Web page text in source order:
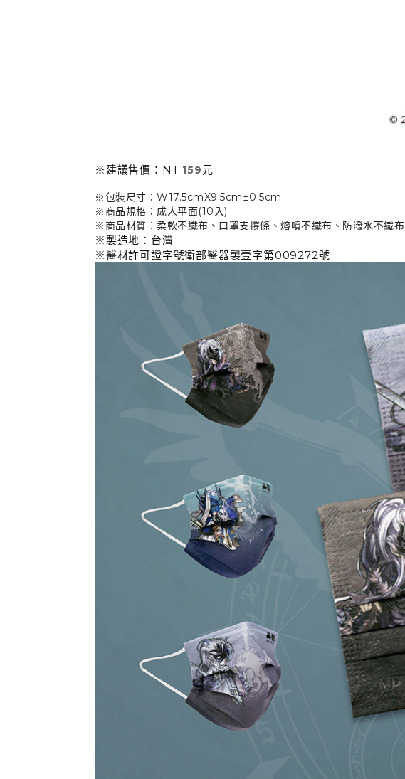
※建議售價：NT 159元
※包裝尺寸：W17.5cmX9.5cm±0.5cm
※商品規格：成人平面(10入)
※商品材質：柔軟不織布、口罩支撐條、熔噴不織布、防潑水不織布
※製造地：台灣
※醫材許可證字號衛部醫器製壹字第009272號